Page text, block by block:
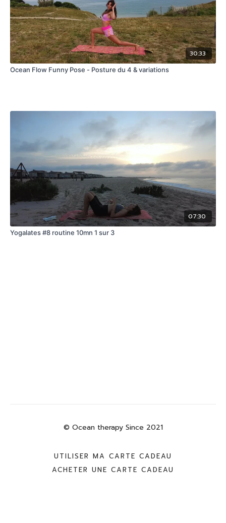
30:33
Ocean Flow Funny Pose - Posture du 4 & variations
07:30
Yogalates #8 routine 10mn 1 sur 3
© Ocean therapy Since 2021
UTILISER MA CARTE CADEAU
ACHETER UNE CARTE CADEAU